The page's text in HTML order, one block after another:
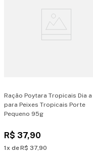
Ração Poytara Tropicais Dia a
para Peixes Tropicais Porte
Pequeno 95g
R$ 37,90
1 R$ 37,90